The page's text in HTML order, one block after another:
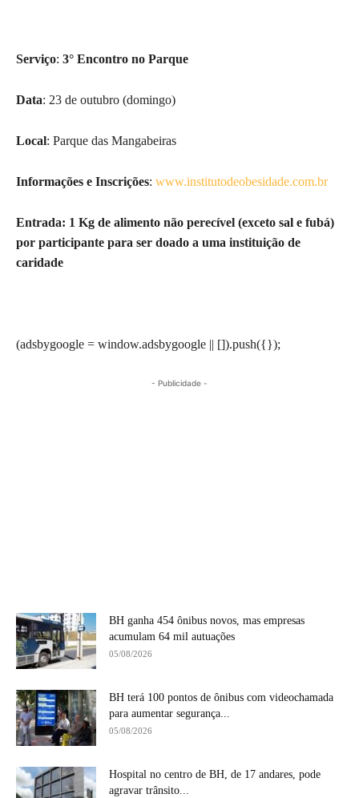
Serviço: 3° Encontro no Parque
Data: 23 de outubro (domingo)
Local: Parque das Mangabeiras
Informações e Inscrições: www.institutodeobesidade.com.br
Entrada: 1 Kg de alimento não perecível (exceto sal e fubá)
por participante para ser doado a uma instituição de
caridade
(adsbygoogle = window.adsbygoogle || []).push({});
- Publicidade -
BH ganha 454 ônibus novos, mas empresas
acumulam 64 mil autuações
05/08/2026
BH terá 100 pontos de ônibus com videochamada
para aumentar segurança...
05/08/2026
Hospital no centro de BH, de 17 andares, pode
agravar trânsito...